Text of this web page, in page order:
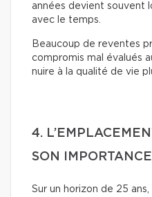
années devient souvent
avec le temps.
Beaucoup de reventes
compromis mal évalués
nuire à la qualité de vie
4.
SON
Sur un horizon de 25